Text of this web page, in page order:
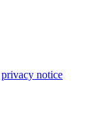
privacy notice